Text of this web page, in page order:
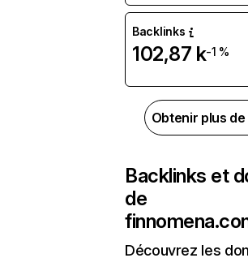
Backlinks
102,87 k-1 %
Obtenir plus
Backlinks et
de
Découvrez les